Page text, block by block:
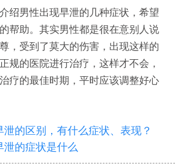
绍男性出现早泄的几种症状，希望
帮助。其实男性都是很在意别人说
，受到了莫大的伤害，出现这样的
规的医院进行治疗，这样才不会，
疗的最佳时期，平时应该调整好心
泄的区别，有什么症状、表现？
泄的症状是什么